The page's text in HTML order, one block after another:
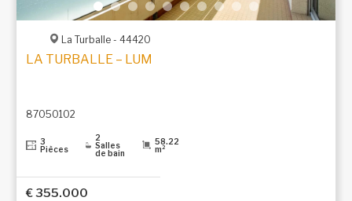
La Turballe - 44420
LA TURBALLE – LUMINEUX T3 AVEC VUE
87050102
3
Pièces
2
Salles
de bain
58.22
m²
€ 355.000